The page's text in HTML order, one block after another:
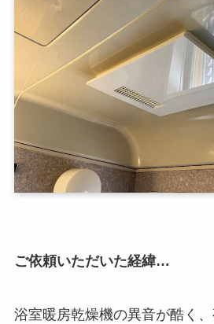
ご依頼いただいた経緯…
浴室暖房乾燥機の異音が酷く